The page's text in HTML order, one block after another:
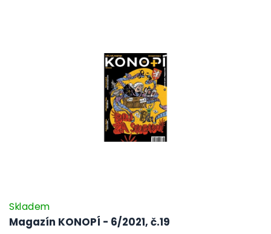
Magazín KONOPÍ - 6/2021, č.19
Skladem